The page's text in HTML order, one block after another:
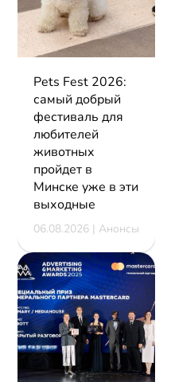
Pets Fest 2026:
самый добрый
фестиваль для
любителей
животных
пройдет в
Минске уже в эти
выходные
06.08.2026 | Анонсы